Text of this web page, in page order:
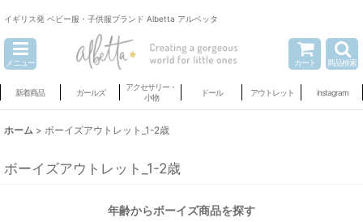
イギリス発 ベビー服・子供服ブランド Albetta アルベッタ
メニュー カート 商品検索
新着商品 ガールズ
アクセサリー・
小物
ドール アウトレット instagram
ホーム > ボーイズアウトレット_1-2歳
ボーイズアウトレット_1-2歳
年齢からボーイズ商品を探す